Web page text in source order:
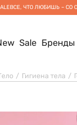
ВСЕ, ЧТО ЛЮБИШЬ – СО
Sale Бренды
Гигиена тела